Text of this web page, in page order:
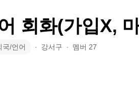
회화(가입X,
국/언어 ∙ 강서구 ∙ 멤버 27